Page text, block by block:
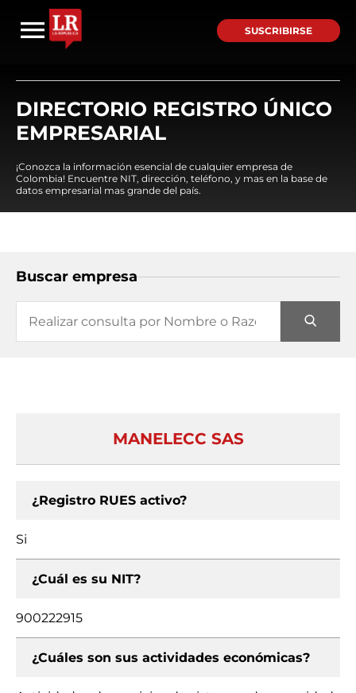
SUSCRIBIRSE
DIRECTORIO REGISTRO ÚNICO
EMPRESARIAL
¡Conozca la información esencial de cualquier empresa de
Colombia! Encuentre NIT, dirección, teléfono, y mas en la base de
datos empresarial mas grande del país.
Buscar empresa
MANELECC SAS
¿Registro RUES activo?
Si
¿Cuál es su NIT?
900222915
¿Cuáles son sus actividades económicas?